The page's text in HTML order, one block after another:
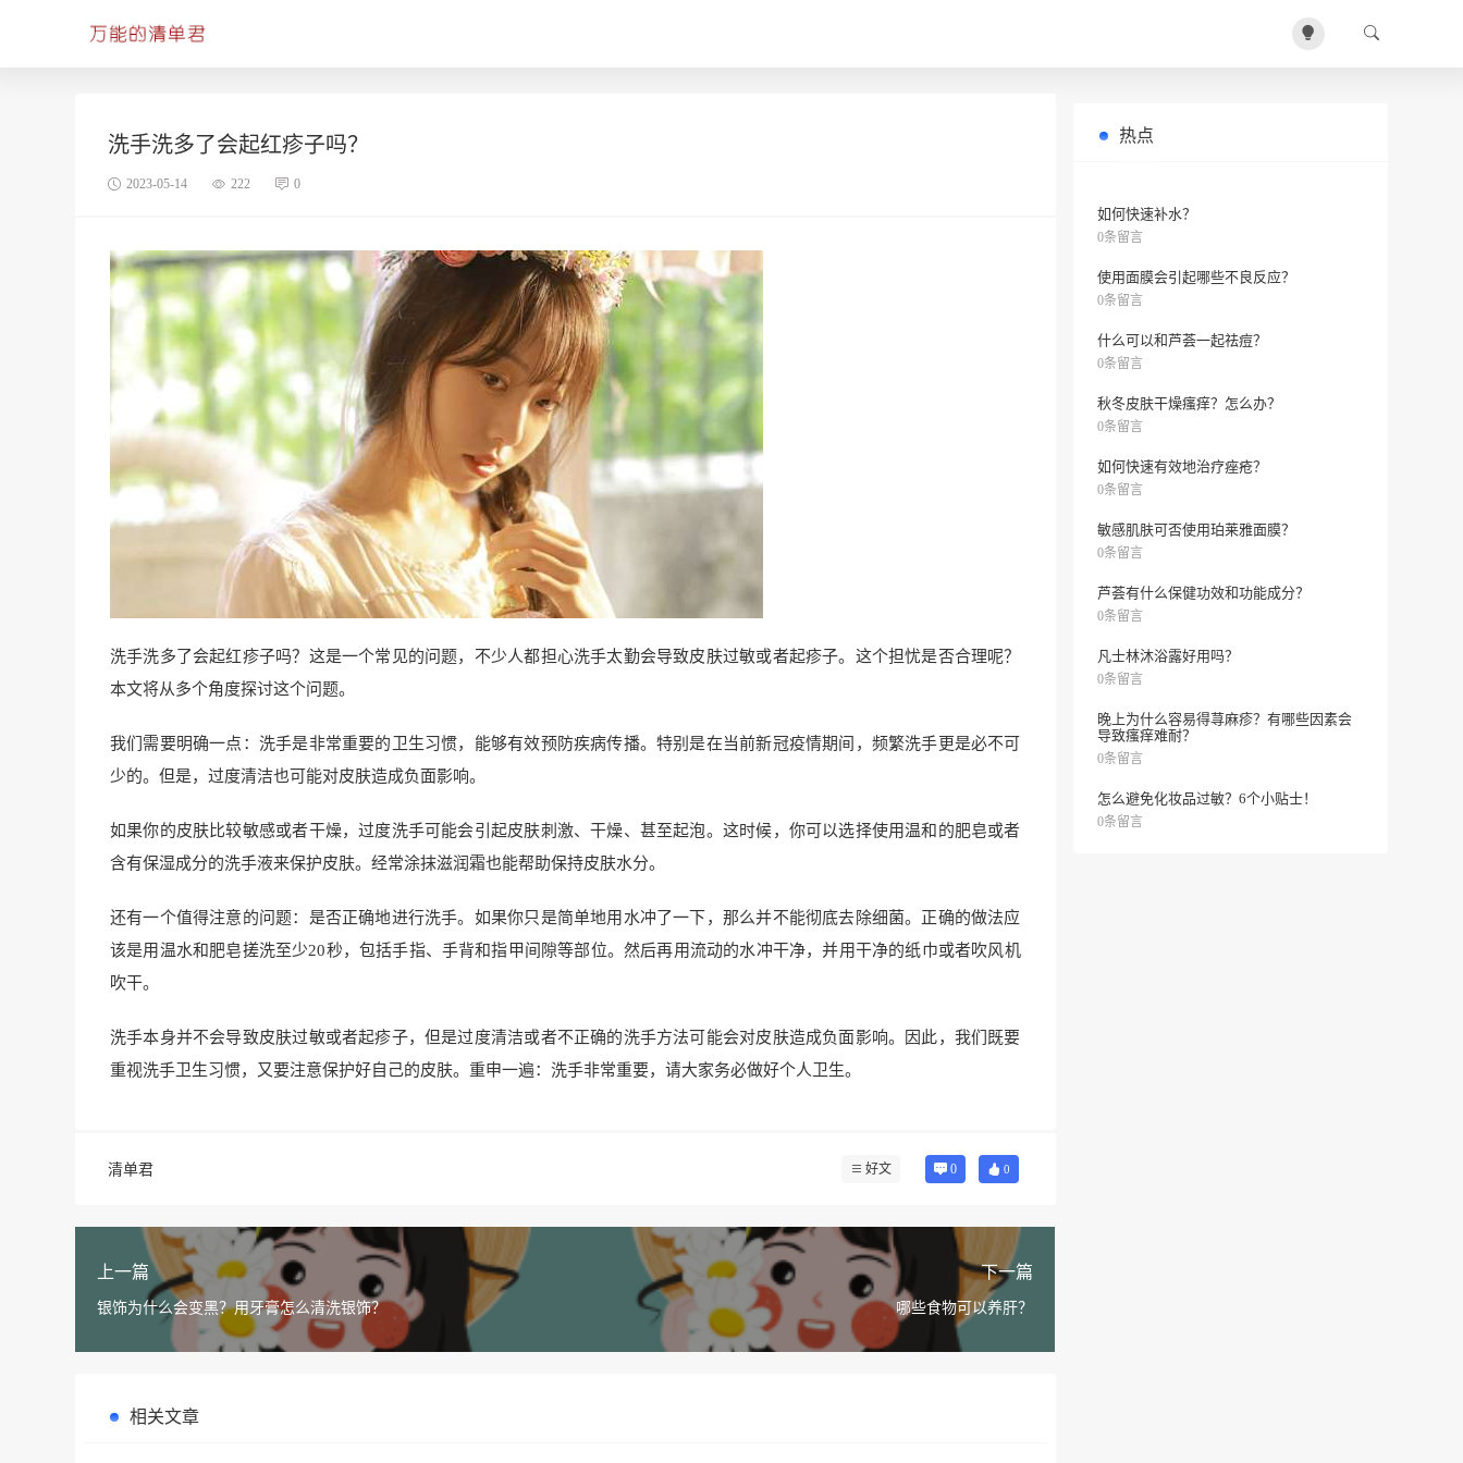
洗手洗多了会起红疹子吗？
2023-05-14 222 0
洗手洗多了会起红疹子吗？这是一个常见的问题，不少人都担心洗手太勤会导致皮肤过敏或者起疹子。这个担忧是否合理呢？
本文将从多个角度探讨这个问题。
我们需要明确一点：洗手是非常重要的卫生习惯，能够有效预防疾病传播。特别是在当前新冠疫情期间，频繁洗手更是必不可
少的。但是，过度清洁也可能对皮肤造成负面影响。
如果你的皮肤比较敏感或者干燥，过度洗手可能会引起皮肤刺激、干燥、甚至起泡。这时候，你可以选择使用温和的肥皂或者
含有保湿成分的洗手液来保护皮肤。经常涂抹滋润霜也能帮助保持皮肤水分。
还有一个值得注意的问题：是否正确地进行洗手。如果你只是简单地用水冲了一下，那么并不能彻底去除细菌。正确的做法应
该是用温水和肥皂搓洗至少20秒，包括手指、手背和指甲间隙等部位。然后再用流动的水冲干净，并用干净的纸巾或者吹风机
吹干。
洗手本身并不会导致皮肤过敏或者起疹子，但是过度清洁或者不正确的洗手方法可能会对皮肤造成负面影响。因此，我们既要
重视洗手卫生习惯，又要注意保护好自己的皮肤。重申一遍：洗手非常重要，请大家务必做好个人卫生。
清单君 好文 0 0
上一篇
银饰为什么会变黑？用牙膏怎么清洗银饰？
下一篇
哪些食物可以养肝？
相关文章
热点
如何快速补水？
0条留言
使用面膜会引起哪些不良反应？
0条留言
什么可以和芦荟一起祛痘？
0条留言
秋冬皮肤干燥瘙痒？怎么办？
0条留言
如何快速有效地治疗痤疮？
0条留言
敏感肌肤可否使用珀莱雅面膜？
0条留言
芦荟有什么保健功效和功能成分？
0条留言
凡士林沐浴露好用吗？
0条留言
晚上为什么容易得荨麻疹？有哪些因素会
导致瘙痒难耐？
0条留言
怎么避免化妆品过敏？6个小贴士！
0条留言